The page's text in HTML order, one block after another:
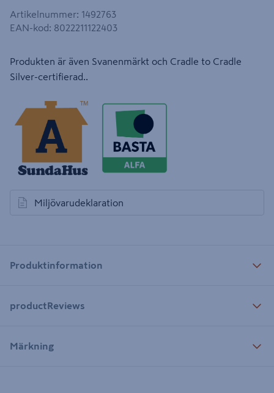
Artikelnummer: 1492763
EAN-kod: 8022211122403
Produkten är även Svanenmärkt och Cradle to Cradle
Silver-certifierad..
Miljövarudeklaration
öppnas i en ny flik
Produktinformation
productReviews
Märkning